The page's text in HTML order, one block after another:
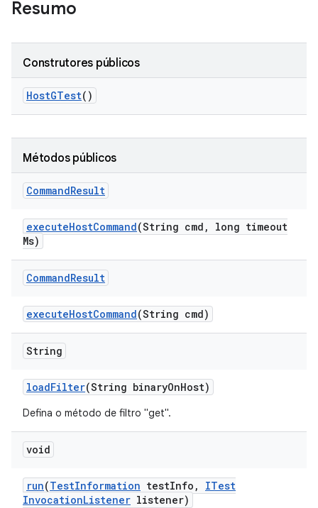
Resumo
Construtores públicos
HostGTest()
Métodos públicos
CommandResult
executeHostCommand(String cmd ,
long timeout
Ms)
CommandResult
executeHostCommand(String cmd)
String
loadFilter(String binaryOnHost)
Defina o método de filtro "get".
void
run(TestInformation testInfo ,
ITest
InvocationListener listener)